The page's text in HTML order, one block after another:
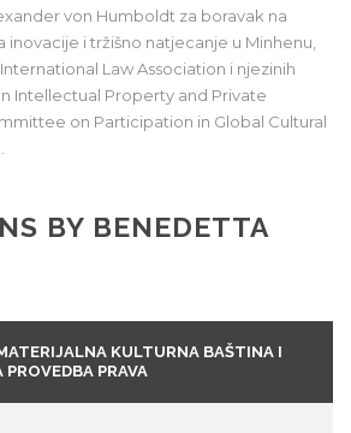
von Humboldt za boravak na
inovacije i tržišno natjecanje u Minhenu,
Law Association i njezinih
Intellectual Property and Private
on Participation in Global Cultural
BY BENEDETTA
KULTURNA BAŠTINA I
PROVEDBA PRAVA